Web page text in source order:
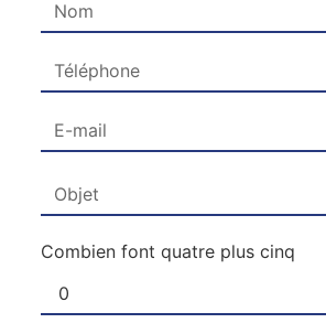
Combien font quatre plus cinq